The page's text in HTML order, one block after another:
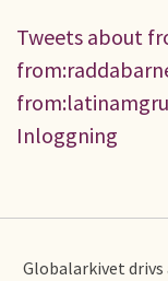
Tweets about
Inloggning
Globalarkivet